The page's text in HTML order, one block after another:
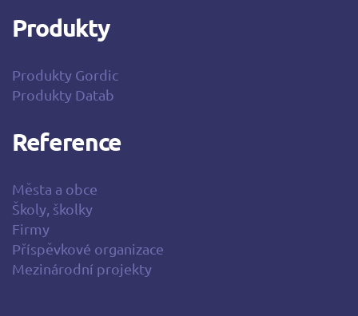
Produkty
Produkty Gordic
Produkty Datab
Reference
Města a obce
Školy, školky
Firmy
Příspěvkové organizace
Mezinárodní projekty